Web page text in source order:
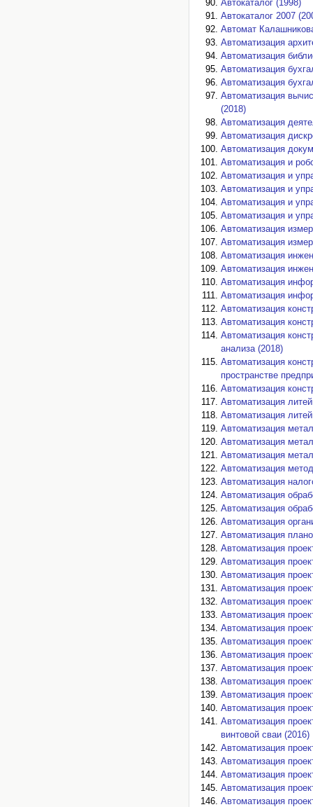
Автокаталог (1998)
Автокаталог 2007
Автомат
Автоматизация
Автоматизация
Автоматизация
Автоматизация
Автоматизация
(2018)
Автоматизация
Автоматизация
Автоматизация
Автоматизация и
Автоматизация и
Автоматизация и
Автоматизация и
Автоматизация и
Автоматизация
Автоматизация
Автоматизация
Автоматизация
Автоматизация
Автоматизация
Автоматизация
Автоматизация
Автоматизация
анализа (2018)
Автоматизация
пространстве
Автоматизация
Автоматизация
Автоматизация
Автоматизация
Автоматизация
Автоматизация
Автоматизация
Автоматизация
Автоматизация
Автоматизация
Автоматизация
Автоматизация
Автоматизация
Автоматизация
Автоматизация
Автоматизация
Автоматизация
Автоматизация
Автоматизация
Автоматизация
Автоматизация
Автоматизация
Автоматизация
Автоматизация
Автоматизация
Автоматизация
винтовой сваи (2016)
Автоматизация
Автоматизация
Автоматизация
Автоматизация
Автоматизация